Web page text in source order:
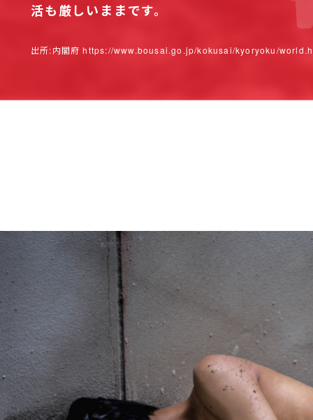
活も厳しいままです。
出所:内閣府 https://www.bousai.go.jp/kokusai/kyoryoku/